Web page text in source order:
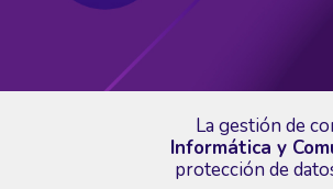
La gestión de
Informática y
protección de